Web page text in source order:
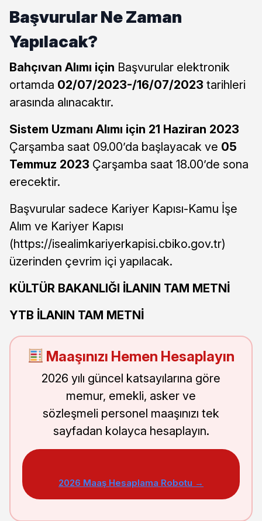
Başvurular Ne Zaman
Yapılacak?
Bahçıvan Alımı için Başvurular elektronik
ortamda 02/07/2023-/16/07/2023 tarihleri
arasında alınacaktır.
Sistem Uzmanı Alımı için 21 Haziran 2023
Çarşamba saat 09.00’da başlayacak ve 05
Temmuz 2023 Çarşamba saat 18.00’de sona
erecektir.
Başvurular sadece Kariyer Kapısı-Kamu İşe
Alım ve Kariyer Kapısı
(https://isealimkariyerkapisi.cbiko.gov.tr)
üzerinden çevrim içi yapılacak.
KÜLTÜR BAKANLIĞI İLANIN TAM METNİ
YTB İLANIN TAM METNİ
Maaşınızı Hemen Hesaplayın
2026 yılı güncel katsayılarına göre
memur, emekli, asker ve
sözleşmeli personel maaşınızı tek
sayfadan kolayca hesaplayın.
2026 Maaş Hesaplama Robotu →